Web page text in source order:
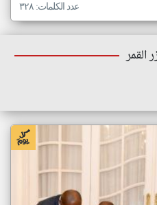
عدد الكلمات: ٣٢٨
القمر